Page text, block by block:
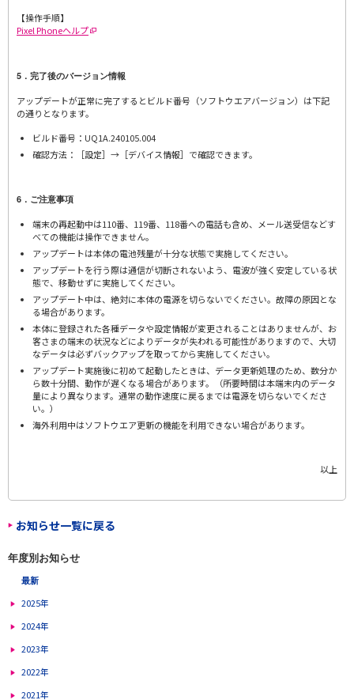
【操作手順】
Pixel Phoneヘルプ
5．完了後のバージョン情報
アップデートが正常に完了するとビルド番号（ソフトウエアバージョン）は下記
の通りとなります。
ビルド番号：UQ1A.240105.004
確認方法：［設定］→［デバイス情報］で確認できます。
6．ご注意事項
端末の再起動中は110番、119番、118番への電話も含め、メール送受信などす
べての機能は操作できません。
アップデートは本体の電池残量が十分な状態で実施してください。
アップデートを行う際は通信が切断されないよう、電波が強く安定している状
態で、移動せずに実施してください。
アップデート中は、絶対に本体の電源を切らないでください。故障の原因とな
る場合があります。
本体に登録された各種データや設定情報が変更されることはありませんが、お
客さまの端末の状況などによりデータが失われる可能性がありますので、大切
なデータは必ずバックアップを取ってから実施してください。
アップデート実施後に初めて起動したときは、データ更新処理のため、数分か
ら数十分間、動作が遅くなる場合があります。（所要時間は本端末内のデータ
量により異なります。通常の動作速度に戻るまでは電源を切らないでくださ
い。）
海外利用中はソフトウエア更新の機能を利用できない場合があります。
以上
お知らせ一覧に戻る
年度別お知らせ
最新
2025年
2024年
2023年
2022年
2021年